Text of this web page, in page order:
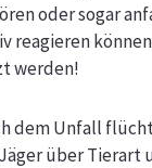
oder sogar
reagieren
werden!
dem Unfall
über Tierart